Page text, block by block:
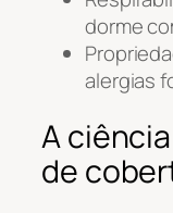
dorme
alergias
A
de